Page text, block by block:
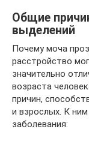
Общие
выделений
Почему моча
расстройство
значительно
возраста
причин,
и взрослых. К
заболевания: